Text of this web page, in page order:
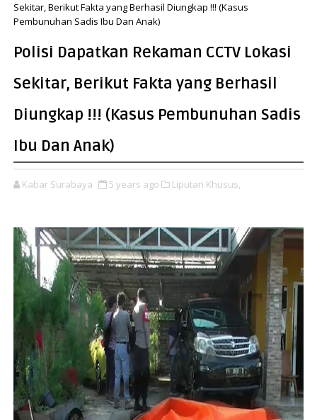
Sekitar, Berikut Fakta yang Berhasil Diungkap !!! (Kasus
Pembunuhan Sadis Ibu Dan Anak)
Polisi Dapatkan Rekaman CCTV Lokasi
Sekitar, Berikut Fakta yang Berhasil
Diungkap !!! (Kasus Pembunuhan Sadis
Ibu Dan Anak)
Kabar Surabaya 5 years ago Liputan Khusus,